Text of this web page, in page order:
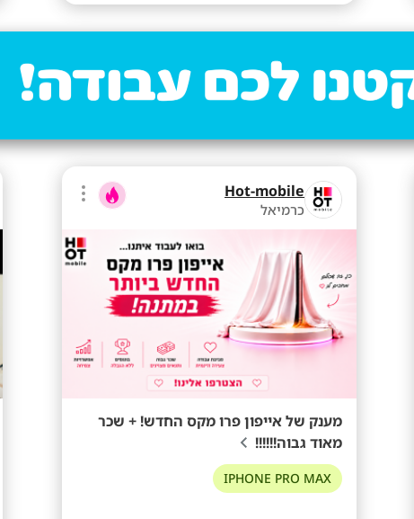
Hot-mobile
כרמיאל
מענק של אייפון פרו מקס החדש! + שכר
מאוד גבוה!!!!!!
IPHONE PRO MAX